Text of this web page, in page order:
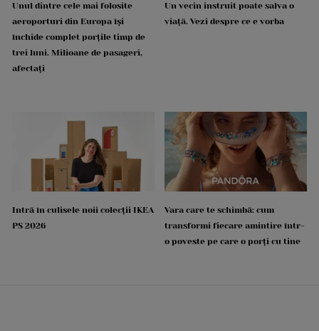
Unul dintre cele mai folosite
aeroporturi din Europa își
închide complet porțile timp de
trei luni. Milioane de pasageri,
afectați
Un vecin instruit poate salva o
viață. Vezi despre ce e vorba
Intră în culisele noii colecții IKEA
PS 2026
Vara care te schimbă: cum
transformi fiecare amintire într-
o poveste pe care o porți cu tine